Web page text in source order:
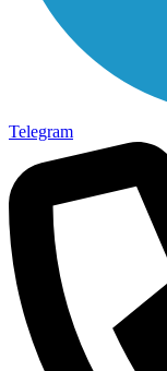
Telegram